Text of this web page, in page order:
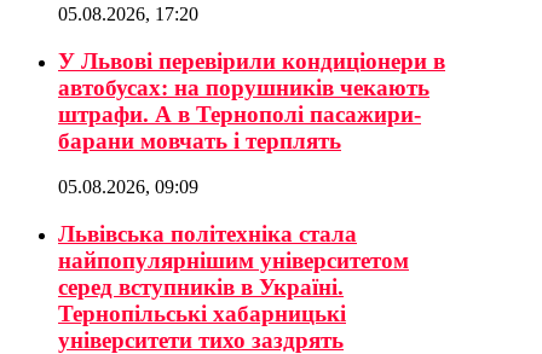
05.08.2026, 17:20
У Львові перевірили кондиціонери в
автобусах: на порушників чекають
штрафи. А в Тернополі пасажири-
барани мовчать і терплять
05.08.2026, 09:09
Львівська політехніка стала
найпопулярнішим університетом
серед вступників в Україні.
Тернопільські хабарницькі
університети тихо заздрять